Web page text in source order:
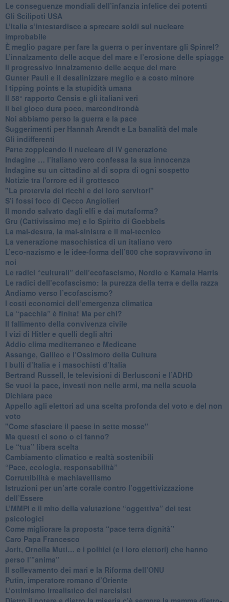
Le conseguenze mondiali dell’infanzia infelice dei potenti
​Gli Scilipoti USA
L’Italia s’intestardisce a sprecare soldi sul nucleare
improbabile
È meglio pagare per fare la guerra o per inventare gli Spinrel?
​L’innalzamento delle acque del mare e l’erosione delle spiagge
​Il progressivo innalzamento delle acque del mare
​Gunter Pauli e il desalinizzare meglio e a costo minore
I tipping points e la stupidità umana
​Il 58° rapporto Censis e gli italiani veri
​Il bel gioco dura poco, marcondirondà
Noi abbiamo perso la guerra e la pace
Suggerimenti per Hannah Arendt e La banalità del male
​Gli indifferenti
Parte zoppicando il nucleare di IV generazione
​Indagine … l’italiano vero confessa la sua innocenza
Indagine su un cittadino al di sopra di ogni sospetto
Notizie tra l'orrore ed il grottesco
"La protervia dei ricchi e dei loro servitori"
S’i fossi foco di Cecco Angiolieri
​Il mondo salvato dagli elfi e dai mutaforma?
Gru (Cattivissimo me) e lo Spirito di Goebbels
​La mal-destra, la mal-sinistra e il mal-tecnico
​La venerazione masochistica di un italiano vero
​L’eco-nazismo e le idee-forma dell’800 che sopravvivono in
noi
​Le radici “culturali” dell’ecofascismo, Nordio e Kamala Harris
Le radici dell’ecofascismo: la purezza della terra e della razza
Andiamo verso l’ecofascismo?
I costi economici dell’emergenza climatica
​La “pacchia” è finita! Ma per chi?
​Il fallimento della convivenza civile
​I vizi di Hitler e quelli degli altri
Addio clima mediterraneo e Medicane
​Assange, Galileo e l’Ossimoro della Cultura
​I bulli d’Italia e i masochisti d’Italia
​Bertrand Russell, le televisioni di Berlusconi e l’ADHD
​Se vuoi la pace, investi non nelle armi, ma nella scuola
​Dichiara pace
​Appello agli elettori ad una scelta profonda del voto e del non
voto
"Come sfasciare il paese in sette mosse"
​Ma questi ci sono o ci fanno?
​Le “tua” libera scelta
Cambiamento climatico e realtà sostenibili
“Pace, ecologia, responsabilità”
​Corruttibilità e machiavellismo
Istruzioni per un’arte corale contro l’oggettivizzazione
dell’Essere
​L’MMPI e il mito della valutazione “oggettiva” dei test
psicologici
Come migliorare la proposta “pace terra dignità”
Caro Papa Francesco
​Jorit, Ornella Muti… e i politici (e i loro elettori) che hanno
perso l’”anima”
​Il sollevamento dei mari e la Riforma dell’ONU
Putin, imperatore romano d’Oriente
​L’ottimismo irrealistico dei narcisisti